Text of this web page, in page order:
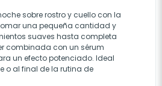
sobre rostro y cuello con la
una pequeña cantidad y
suaves hasta completa
combinada con un sérum
un efecto potenciado. Ideal
o al final de la rutina de